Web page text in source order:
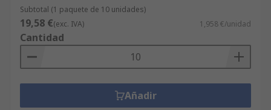
Subtotal (1 paquete de 10 unidades)
19,58 €(exc. IVA) 1,958 €/unidad
Cantidad
Añadir